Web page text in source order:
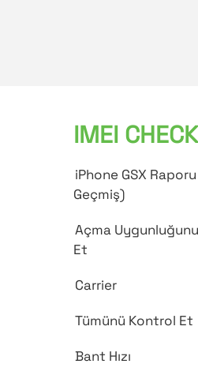
IMEI CHECK
iPhone GSX
Geçmiş)
Açma
Et
Carrier
Tümünü Kontrol Et
Bant Hızı